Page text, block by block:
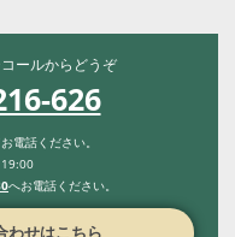
ールからどうぞ
626
電話ください。
へお電話ください。